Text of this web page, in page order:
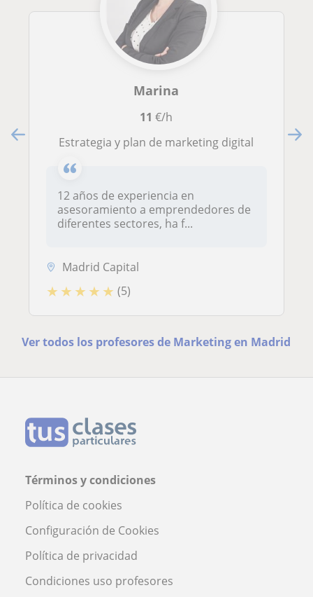
Marina
11 €/h
Estrategia y plan de marketing digital
12 años de experiencia en
asesoramiento a emprendedores de
diferentes sectores, ha f...
Madrid Capital
★ ★ ★ ★ ★ (5)
Ver todos los profesores de Marketing en Madrid
Términos y condiciones
Política de cookies
Configuración de Cookies
Política de privacidad
Condiciones uso profesores